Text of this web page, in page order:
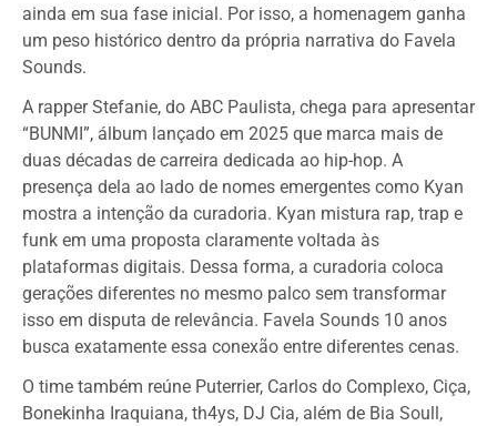
ainda em sua fase inicial. Por isso, a homenagem ganha
um peso histórico dentro da própria narrativa do Favela
Sounds.
A rapper Stefanie, do ABC Paulista, chega para apresentar
“BUNMI”, álbum lançado em 2025 que marca mais de
duas décadas de carreira dedicada ao hip-hop. A
presença dela ao lado de nomes emergentes como Kyan
mostra a intenção da curadoria. Kyan mistura rap, trap e
funk em uma proposta claramente voltada às
plataformas digitais. Dessa forma, a curadoria coloca
gerações diferentes no mesmo palco sem transformar
isso em disputa de relevância. Favela Sounds 10 anos
busca exatamente essa conexão entre diferentes cenas.
O time também reúne Puterrier, Carlos do Complexo, Ciça,
Bonekinha Iraquiana, th4ys, DJ Cia, além de Bia Soull,